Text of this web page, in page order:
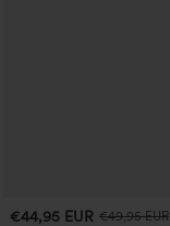
€44,95 EUR €49,95 EUR